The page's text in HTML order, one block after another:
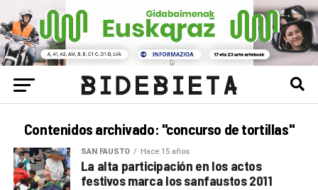
Contenidos archivado: "concurso de tortillas"
SAN FAUSTO Hace 15 años
La alta participación en los actos
festivos marca los sanfaustos 2011